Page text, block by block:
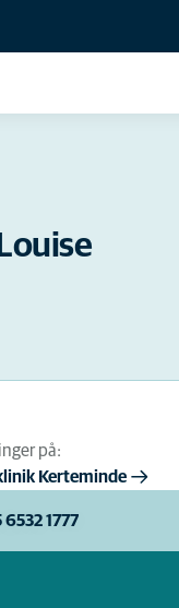
Louise
på:
Kerteminde
1777